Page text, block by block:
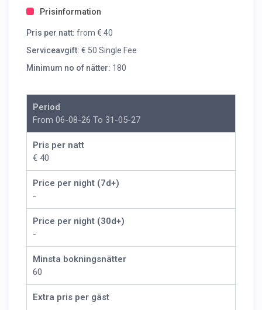
Prisinformation
Pris per natt: from € 40
Serviceavgift: € 50 Single Fee
Minimum no of nätter: 180
Period
From 06-08-26 To 31-05-27
Pris per natt
€ 40
Price per night (7d+)
-
Price per night (30d+)
-
Minsta bokningsnätter
60
Extra pris per gäst